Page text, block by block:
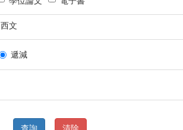
1欄
位
件
：
位
西文
遞減